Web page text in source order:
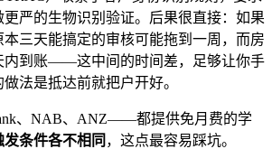
严的生物识别验证。后果很直接：如果
三天能搞定的审核可能拖到一周，而房
内到账——这中间的时间差，足够让你手
法是抵达前就把户开好。
、NAB、ANZ——都提供免月费的学
条件各不相同 ，这点最容易踩坑。